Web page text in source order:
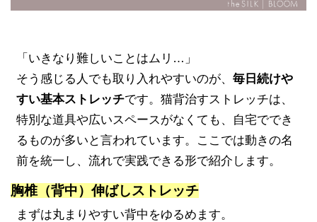
「いきなり難しいことはムリ…」
そう感じる人でも取り入れやすいのが、 毎日続けや
すい基本ストレッチです。猫背治すストレッチは、
特別な道具や広いスペースがなくても、自宅ででき
るものが多いと言われています。ここでは動きの名
前を統一し、流れで実践できる形で紹介します。
胸椎（背中）伸ばしストレッチ
まずは丸まりやすい背中をゆるめます。